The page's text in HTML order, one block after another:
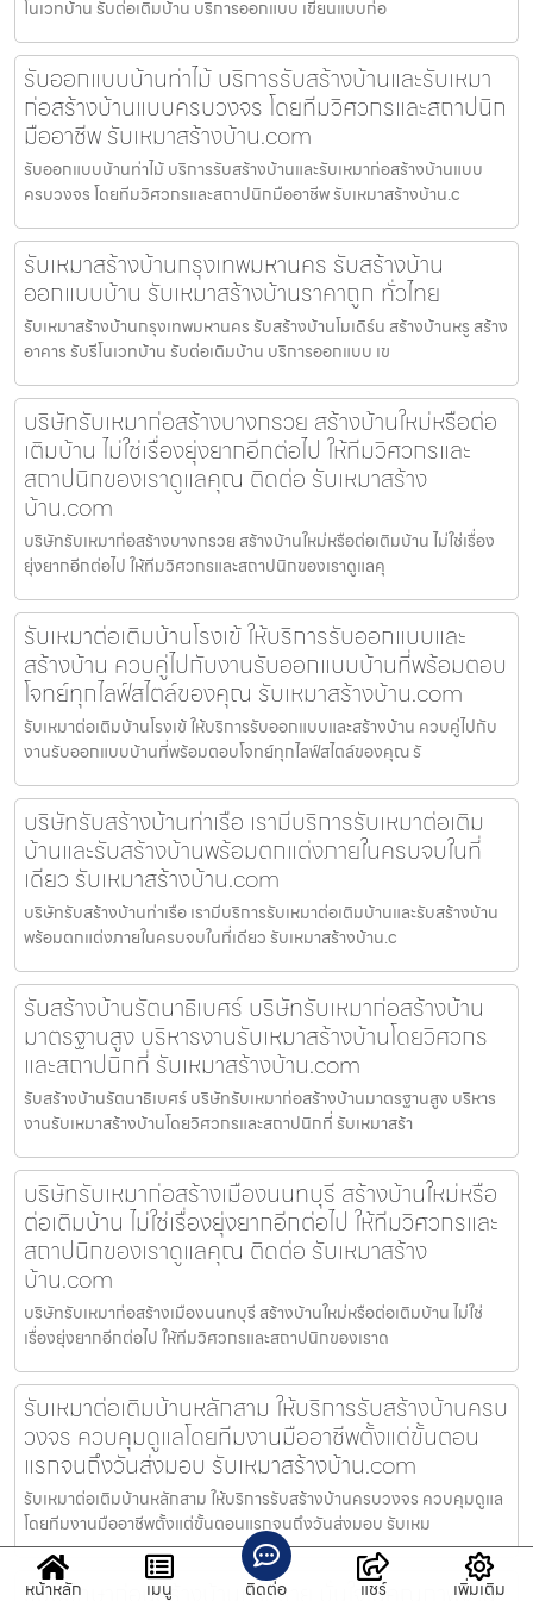
โนเวทบ้าน รับต่อเติมบ้าน บริการออกแบบ เขียนแบบก่อ
รับออกแบบบ้านท่าไม้ บริการรับสร้างบ้านและรับเหมา
ก่อสร้างบ้านแบบครบวงจร โดยทีมวิศวกรและสถาปนิก
มืออาชีพ รับเหมาสร้างบ้าน.com
รับออกแบบบ้านท่าไม้ บริการรับสร้างบ้านและรับเหมาก่อสร้างบ้านแบบ
ครบวงจร โดยทีมวิศวกรและสถาปนิกมืออาชีพ รับเหมาสร้างบ้าน.c
รับเหมาสร้างบ้านกรุงเทพมหานคร รับสร้างบ้าน
ออกแบบบ้าน รับเหมาสร้างบ้านราคาถูก ทั่วไทย
รับเหมาสร้างบ้านกรุงเทพมหานคร รับสร้างบ้านโมเดิร์น สร้างบ้านหรู สร้าง
อาคาร รับรีโนเวทบ้าน รับต่อเติมบ้าน บริการออกแบบ เข
บริษัทรับเหมาก่อสร้างบางกรวย สร้างบ้านใหม่หรือต่อ
เติมบ้าน ไม่ใช่เรื่องยุ่งยากอีกต่อไป ให้ทีมวิศวกรและ
สถาปนิกของเราดูแลคุณ ติดต่อ รับเหมาสร้าง
บ้าน.com
บริษัทรับเหมาก่อสร้างบางกรวย สร้างบ้านใหม่หรือต่อเติมบ้าน ไม่ใช่เรื่อง
ยุ่งยากอีกต่อไป ให้ทีมวิศวกรและสถาปนิกของเราดูแลคุ
รับเหมาต่อเติมบ้านโรงเข้ ให้บริการรับออกแบบและ
สร้างบ้าน ควบคู่ไปกับงานรับออกแบบบ้านที่พร้อมตอบ
โจทย์ทุกไลฟ์สไตล์ของคุณ รับเหมาสร้างบ้าน.com
รับเหมาต่อเติมบ้านโรงเข้ ให้บริการรับออกแบบและสร้างบ้าน ควบคู่ไปกับ
งานรับออกแบบบ้านที่พร้อมตอบโจทย์ทุกไลฟ์สไตล์ของคุณ รั
บริษัทรับสร้างบ้านท่าเรือ เรามีบริการรับเหมาต่อเติม
บ้านและรับสร้างบ้านพร้อมตกแต่งภายในครบจบในที่
เดียว รับเหมาสร้างบ้าน.com
บริษัทรับสร้างบ้านท่าเรือ เรามีบริการรับเหมาต่อเติมบ้านและรับสร้างบ้าน
พร้อมตกแต่งภายในครบจบในที่เดียว รับเหมาสร้างบ้าน.c
รับสร้างบ้านรัตนาธิเบศร์ บริษัทรับเหมาก่อสร้างบ้าน
มาตรฐานสูง บริหารงานรับเหมาสร้างบ้านโดยวิศวกร
และสถาปนิกที่ รับเหมาสร้างบ้าน.com
รับสร้างบ้านรัตนาธิเบศร์ บริษัทรับเหมาก่อสร้างบ้านมาตรฐานสูง บริหาร
งานรับเหมาสร้างบ้านโดยวิศวกรและสถาปนิกที่ รับเหมาสร้า
บริษัทรับเหมาก่อสร้างเมืองนนทบุรี สร้างบ้านใหม่หรือ
ต่อเติมบ้าน ไม่ใช่เรื่องยุ่งยากอีกต่อไป ให้ทีมวิศวกรและ
สถาปนิกของเราดูแลคุณ ติดต่อ รับเหมาสร้าง
บ้าน.com
บริษัทรับเหมาก่อสร้างเมืองนนทบุรี สร้างบ้านใหม่หรือต่อเติมบ้าน ไม่ใช่
เรื่องยุ่งยากอีกต่อไป ให้ทีมวิศวกรและสถาปนิกของเราด
รับเหมาต่อเติมบ้านหลักสาม ให้บริการรับสร้างบ้านครบ
วงจร ควบคุมดูแลโดยทีมงานมืออาชีพตั้งแต่ขั้นตอน
แรกจนถึงวันส่งมอบ รับเหมาสร้างบ้าน.com
รับเหมาต่อเติมบ้านหลักสาม ให้บริการรับสร้างบ้านครบวงจร ควบคุมดูแล
โดยทีมงานมืออาชีพตั้งแต่ขั้นตอนแรกจนถึงวันส่งมอบ รับเหม
หน้าหลัก เมนู ติดต่อ แชร์ เพิ่มเติม